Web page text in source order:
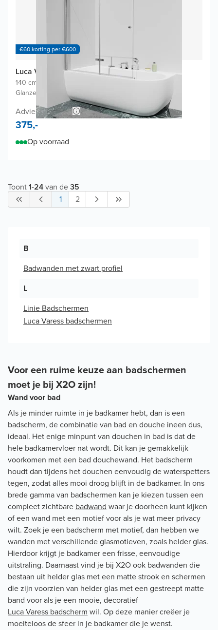
€60 korting per €600
Luca Varess Kuresa badwand
140 cm breed Draaibaar en opvouwbaar
Glanzend chroom profiel
Adviesprijs 740,-
375,-
Op voorraad
Toont1-24van de35
1
2
B
Badwanden met zwart profiel
L
Linie Badschermen
Luca Varess badschermen
Voor een ruime keuze aan badschermen
moet je bij X2O zijn!
Wand voor bad
Als je minder ruimte in je badkamer hebt, dan is een
badscherm, de combinatie van bad en douche ineen dus,
ideaal. Het enige minpunt van douchen in bad is dat de
hele badkamervloer nat wordt. Dit kan je gemakkelijk
voorkomen met een bad douchewand. Het badscherm
houdt dan tijdens het douchen eenvoudig de waterspetters
tegen, zodat alles mooi droog blijft in de badkamer. In ons
brede gamma van badschermen kan je kiezen tussen een
compleet zichtbare badwand waar je doorheen kunt kijken
of een wand met een motief voor als je wat meer privacy
wilt. Zoek je een badscherm met motief, dan hebben we
wanden met verschillende glasmotieven, zoals helder glas.
Hierdoor krijgt je badkamer een frisse, eenvoudige
uitstraling. Daarnaast vind je bij X2O ook badwanden die
bestaan uit helder glas met een matte strook en schermen
die zijn voorzien van helder glas met een gestreept matte
band voor als je een mooie, decoratief
Luca Varess badscherm wil. Op deze manier creëer je
moeiteloos de sfeer in je badkamer die je wenst.